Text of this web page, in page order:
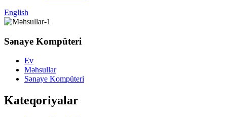
English
Sənaye Kompüteri
Ev
Məhsullar
Sənaye Kompüteri
Kateqoriyalar